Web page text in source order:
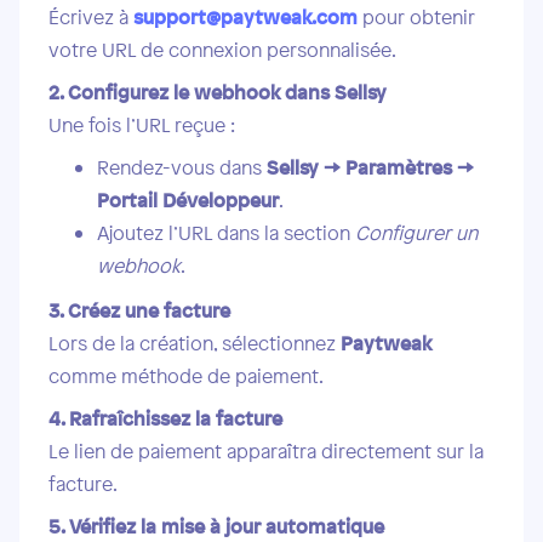
Écrivez àsupport@paytweak.com pour obtenir
votre URL de connexion personnalisée.
2. Configurez le webhook dans Sellsy
Une fois l’URL reçue :
Rendez-vous dansSellsy → Paramètres →
Portail Développeur.
Ajoutez l’URL dans la section Configurer un
webhook.
3. Créez une facture
Lors de la création, sélectionnez Paytweak
comme méthode de paiement.
4. Rafraîchissez la facture
Le lien de paiement apparaîtra directement sur la
facture.
5. Vérifiez la mise à jour automatique